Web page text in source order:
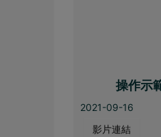
操作示
2021-09-16
影片連結